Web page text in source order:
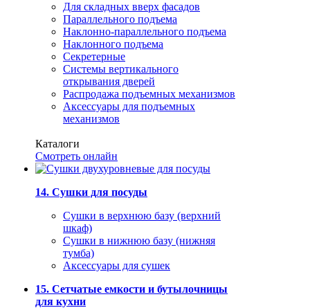
Для складных вверх фасадов
Параллельного подъема
Наклонно-параллельного подъема
Наклонного подъема
Секретерные
Системы вертикального
открывания дверей
Распродажа подъемных механизмов
Аксессуары для подъемных
механизмов
Каталоги
Смотреть онлайн
14. Сушки для посуды
Сушки в верхнюю базу (верхний
шкаф)
Сушки в нижнюю базу (нижняя
тумба)
Аксессуары для сушек
15. Сетчатые емкости и бутылочницы
для кухни